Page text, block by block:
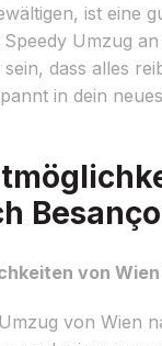
ist eine
Umzug
dass alles
in dein
von
von Wien